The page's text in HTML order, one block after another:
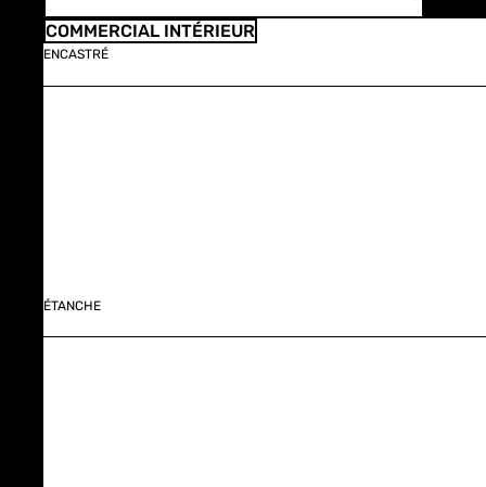
COMMERCIAL INTÉRIEUR
ENCASTRÉ
ÉTANCHE